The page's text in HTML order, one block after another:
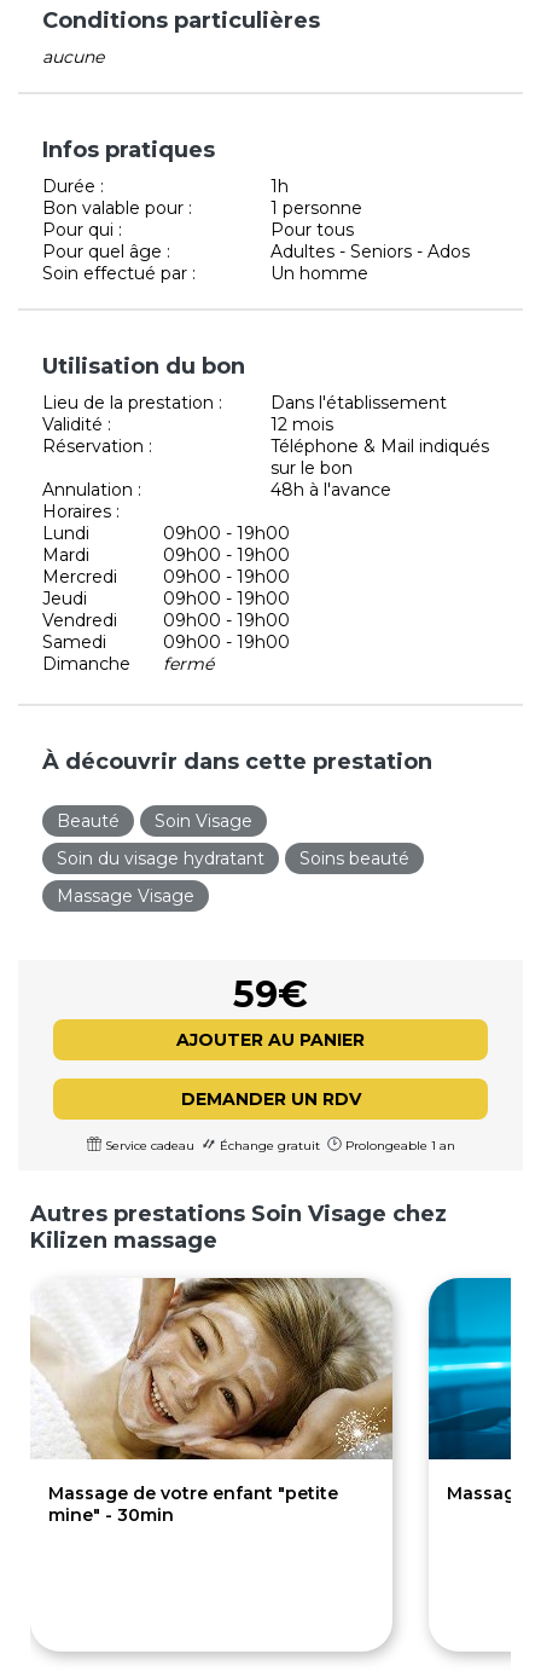
Conditions particulières
aucune
Infos pratiques
Durée :
1h
Bon valable pour :
1 personne
Pour qui :
Pour tous
Pour quel âge :
Adultes - Seniors - Ados
Soin effectué par :
Un homme
Utilisation du bon
Lieu de la prestation :
Dans l'établissement
Validité :
12 mois
Réservation :
Téléphone & Mail indiqués
sur le bon
Annulation :
48h à l'avance
Horaires :
Lundi
09h00 - 19h00
Mardi
09h00 - 19h00
Mercredi
09h00 - 19h00
Jeudi
09h00 - 19h00
Vendredi
09h00 - 19h00
Samedi
09h00 - 19h00
Dimanche
fermé
À découvrir dans cette prestation
Beauté
Soin Visage
Soin du visage hydratant
Soins beauté
Massage Visage
59€
AJOUTER AU PANIER
DEMANDER UN RDV
Service cadeau Échange gratuit Prolongeable 1 an
Autres prestations Soin Visage chez
Kilizen massage
Massage de votre enfant "petite
mine" - 30min
Massage